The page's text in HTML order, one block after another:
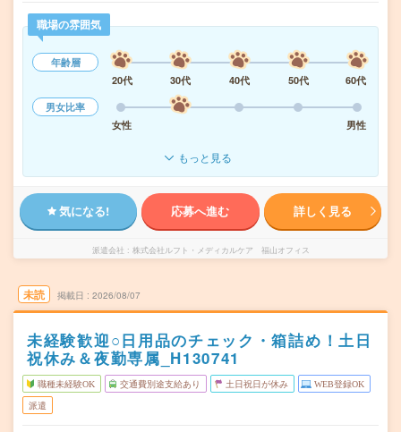
職場の雰囲気
年齢層
20代
30代 40代 50代
60代
男女比率
女性
男性
もっと見る
気になる! 応募へ進む 詳しく見る
派遣会社 株式会社ルフト・メディカルケア 福山オフィス
未読 掲載日 2026/08/07
未経験歓迎○日用品のチェック・箱詰め！土日
祝休み＆夜勤専属_H130741
職種未経験OK 交通費別途支給あり 土日祝日が休み WEB登録OK
派遣